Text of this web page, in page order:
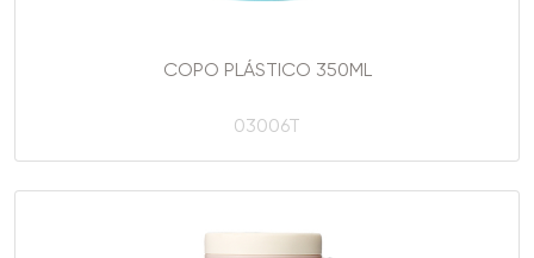
COPO PLÁSTICO 350ML
03006T